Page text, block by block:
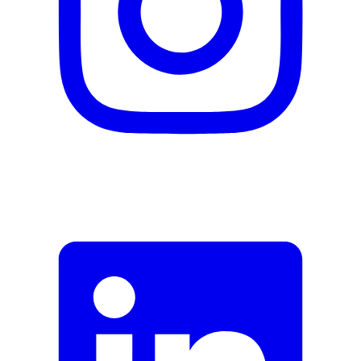
Nachhaltigkeit
Nicht angegeben
Natürlich Leben
Eigenschaften
Fest
Garantieinformationen Jolu
Beschreibung